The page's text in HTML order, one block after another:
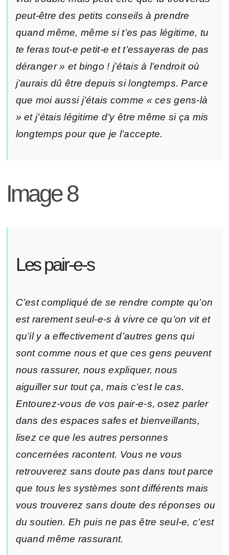
peut-être des petits conseils à prendre
quand même, même si t’es pas légitime, tu
te feras tout-e petit-e et t’essayeras de pas
déranger » et bingo ! j’étais à l’endroit où
j’aurais dû être depuis si longtemps. Parce
que moi aussi j’étais comme « ces gens-là
» et j’étais légitime d’y être même si ça mis
longtemps pour que je l’accepte.
Image 8
Les pair-e-s
C’est compliqué de se rendre compte qu’on
est rarement seul-e-s à vivre ce qu’on vit et
qu’il y a effectivement d’autres gens qui
sont comme nous et que ces gens peuvent
nous rassurer, nous expliquer, nous
aiguiller sur tout ça, mais c’est le cas.
Entourez-vous de vos pair-e-s, osez parler
dans des espaces safes et bienveillants,
lisez ce que les autres personnes
concernées racontent. Vous ne vous
retrouverez sans doute pas dans tout parce
que tous les systèmes sont différents mais
vous trouverez sans doute des réponses ou
du soutien. Eh puis ne pas être seul-e, c’est
quand même rassurant.